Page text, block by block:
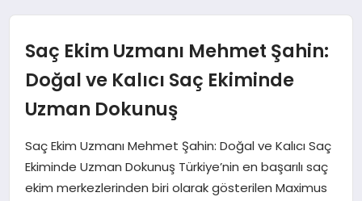
SAĞLIK
TEKNOLOJI
EKONOMI
MAGAZIN
Saç Ekim Uzmanı Mehmet Şahin:
Doğal ve Kalıcı Saç Ekiminde
Uzman Dokunuş
Saç Ekim Uzmanı Mehmet Şahin: Doğal ve Kalıcı Saç
Ekiminde Uzman Dokunuş Türkiye’nin en başarılı saç
ekim merkezlerinden biri olarak gösterilen Maximus